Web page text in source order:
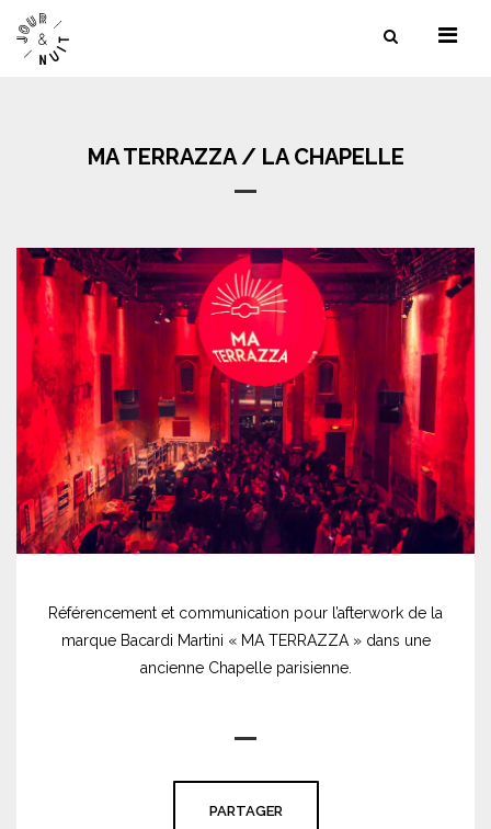
MA TERRAZZA / LA CHAPELLE
Référencement et communication pour l’afterwork de la
marque Bacardi Martini « MA TERRAZZA » dans une
ancienne Chapelle parisienne.
PARTAGER